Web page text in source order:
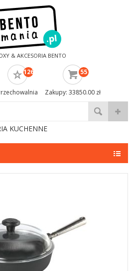
& AKCESORIA BENTO
126 55
Zakupy: 33850.00 zł
KUCHENNE